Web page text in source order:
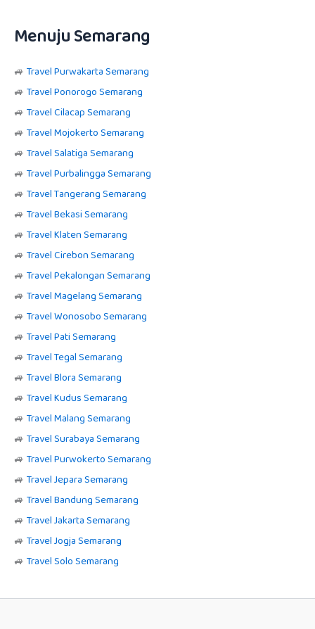
Menuju Semarang
🚙 Travel Purwakarta Semarang
🚙 Travel Ponorogo Semarang
🚙 Travel Cilacap Semarang
🚙 Travel Mojokerto Semarang
🚙 Travel Salatiga Semarang
🚙 Travel Purbalingga Semarang
🚙 Travel Tangerang Semarang
🚙 Travel Bekasi Semarang
🚙 Travel Klaten Semarang
🚙 Travel Cirebon Semarang
🚙 Travel Pekalongan Semarang
🚙 Travel Magelang Semarang
🚙 Travel Wonosobo Semarang
🚙 Travel Pati Semarang
🚙 Travel Tegal Semarang
🚙 Travel Blora Semarang
🚙 Travel Kudus Semarang
🚙 Travel Malang Semarang
🚙 Travel Surabaya Semarang
🚙 Travel Purwokerto Semarang
🚙 Travel Jepara Semarang
🚙 Travel Bandung Semarang
🚙 Travel Jakarta Semarang
🚙 Travel Jogja Semarang
🚙 Travel Solo Semarang